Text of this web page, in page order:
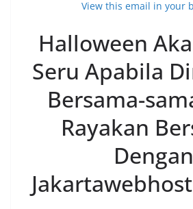
View this email in your
Halloween
Seru Apabila
Bersama-
Rayakan
Dengan